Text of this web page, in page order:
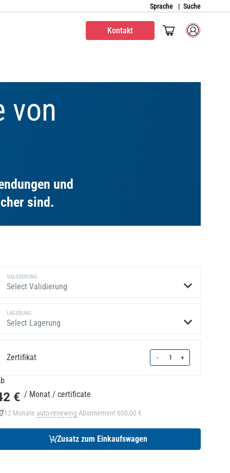
Sprache Suche
Kontakt
von
und
sind.
VALIDIERUNG
Select Validierung
LAGERUNG
Select Lagerung
Zertifikat - +
€ / Monat / certificate
12 Monate auto-renewing Abonnement 600,00 €
Zusatz zum Einkaufswagen